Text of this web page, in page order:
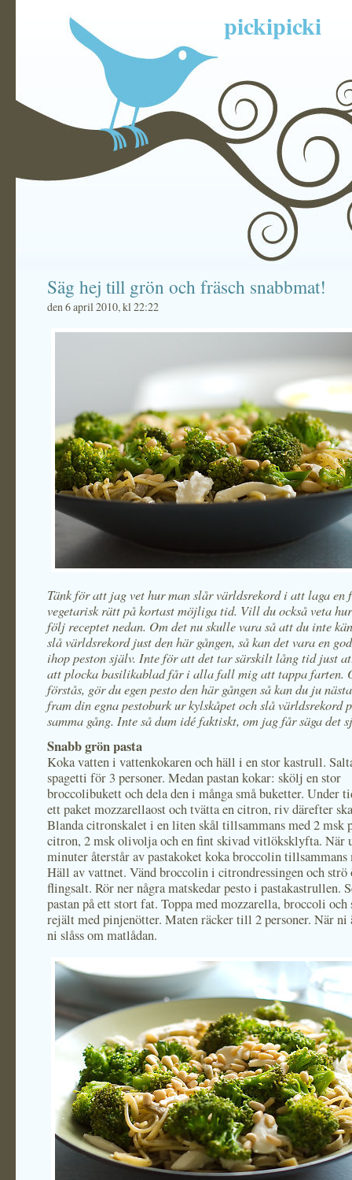
pickipicki
Säg hej till grön och fräsch snabbmat!
den 6 april 2010, kl 22:22
Tänk för att jag vet hur man slår världsrekord i att laga en
vegetarisk rätt på kortast möjliga tid. Vill du också veta
följ receptet nedan. Om det nu skulle vara så att du inte
slå världsrekord just den här gången, så kan det vara en
ihop peston själv. Inte för att det tar särskilt lång tid just
att plocka basilikablad får i alla fall mig att tappa farten.
förstås, gör du egen pesto den här gången så kan du ju
fram din egna pestoburk ur kylskåpet och slå världsrekord
samma gång. Inte så dum idé faktiskt, om jag får säga det
Snabb grön pasta
Koka vatten i vattenkokaren och häll i en stor kastrull.
spagetti för 3 personer. Medan pastan kokar: skölj en stor
broccolibukett och dela den i många små buketter. Under
ett paket mozzarellaost och tvätta en citron, riv därefter
Blanda citronskalet i en liten skål tillsammans med 2 msk
citron, 2 msk olivolja och en fint skivad vitlöksklyfta. När
minuter återstår av pastakoket koka broccolin tillsammans
Häll av vattnet. Vänd broccolin i citrondressingen och strö
flingsalt. Rör ner några matskedar pesto i pastakastrullen.
pastan på ett stort fat. Toppa med mozzarella, broccoli och
rejält med pinjenötter. Maten räcker till 2 personer. När
ni slåss om matlådan.